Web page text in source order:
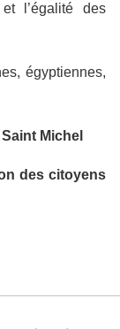
l’égalité des
égyptiennes,
Michel
des citoyens